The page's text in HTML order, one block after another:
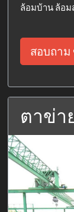
ล้อมบ้าน ล้อ
สอบถาม
ตาข่า